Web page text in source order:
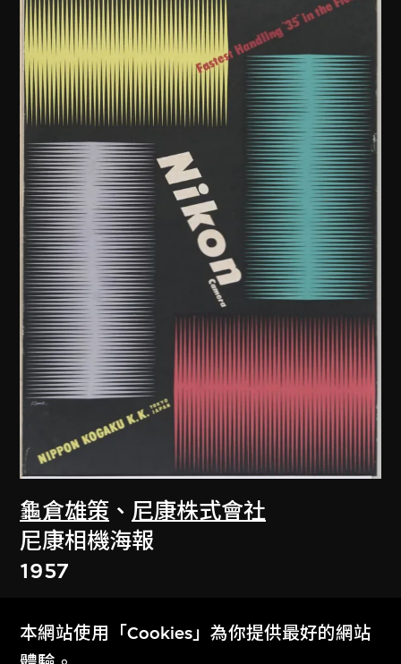
龜倉雄策 、 尼康株式會社
尼康相機海報
1957
本網站使用「Cookies」為你提供最好的網站